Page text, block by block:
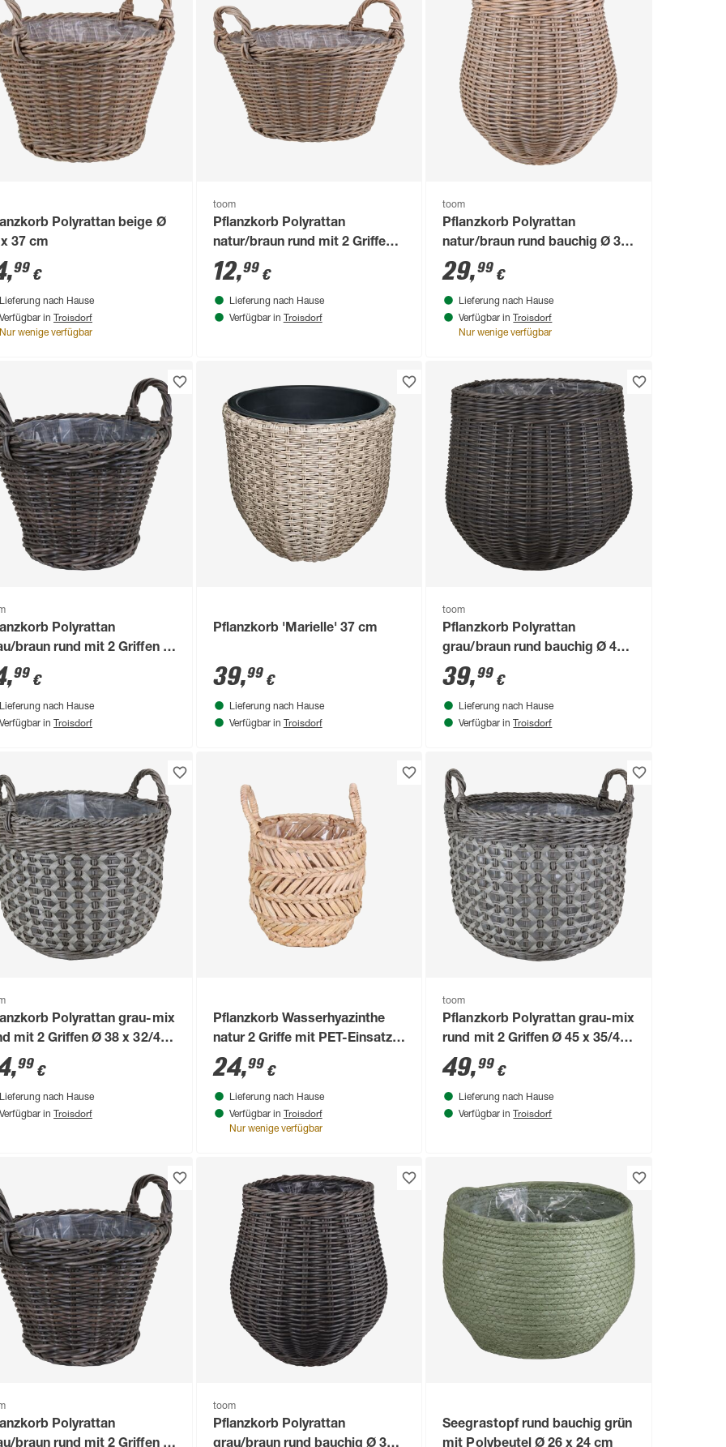
Polyrattan beige Ø
37 cm
,99 €
Lieferung nach Hause
Verfügbar in Troisdorf
Nur wenige verfügbar
toom
Pflanzkorb Polyrattan
natur/braun rund mit 2 Griffen
Ø 34 x 16 cm, mit Polybeutel
12,99€
Lieferung nach Hause
Verfügbar in Troisdorf
toom
Pflanzkorb Polyrattan
natur/braun rund bauchig Ø 32
x 32 cm, mit Polybeutel
29,99 €
Lieferung nach Hause
Verfügbar in Troisdorf
Nur wenige verfügbar
Polyrattan
braun rund mit 2 Griffen Ø
x 21/28 cm, mit Polybeutel
,99 €
Lieferung nach Hause
Verfügbar in Troisdorf
Pflanzkorb 'Marielle' 37 cm
39,99€
Lieferung nach Hause
Verfügbar in Troisdorf
toom
Pflanzkorb Polyrattan
grau/braun rund bauchig Ø 45 x
40 cm, mit Polybeutel
39,99 €
Lieferung nach Hause
Verfügbar in Troisdorf
Polyrattan grau-mix
mit 2 Griffen Ø 38 x 32/40
mit Polybeutel
,99 €
Lieferung nach Hause
Verfügbar in Troisdorf
Pflanzkorb Wasserhyazinthe
natur 2 Griffe mit PET-Einsatz Ø
28 x 26 cm
24,99€
Lieferung nach Hause
Verfügbar in Troisdorf
Nur wenige verfügbar
toom
Pflanzkorb Polyrattan grau-mix
rund mit 2 Griffen Ø 45 x 35/43
cm, mit Polybeutel
49,99 €
Lieferung nach Hause
Verfügbar in Troisdorf
Polyrattan
braun rund mit 2 Griffen Ø
toom
Pflanzkorb Polyrattan
grau/braun rund bauchig Ø 32 x
Seegrastopf rund bauchig grün
mit Polybeutel Ø 26 x 24 cm